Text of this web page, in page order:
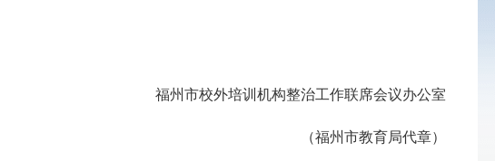
福州市校外培训机构整治工作联席会议办公室
（福州市教育局代章）